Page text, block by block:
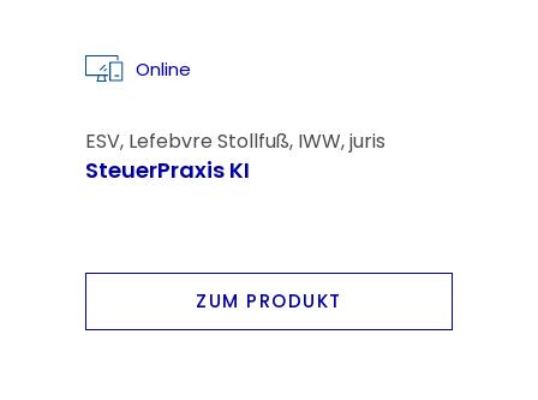
Online
ESV, Lefebvre Stollfuß, IWW, juris
SteuerPraxis KI
ZUM PRODUKT